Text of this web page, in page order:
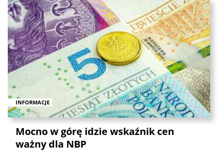
INFORMACJE
Mocno w górę idzie wskaźnik cen
ważny dla NBP